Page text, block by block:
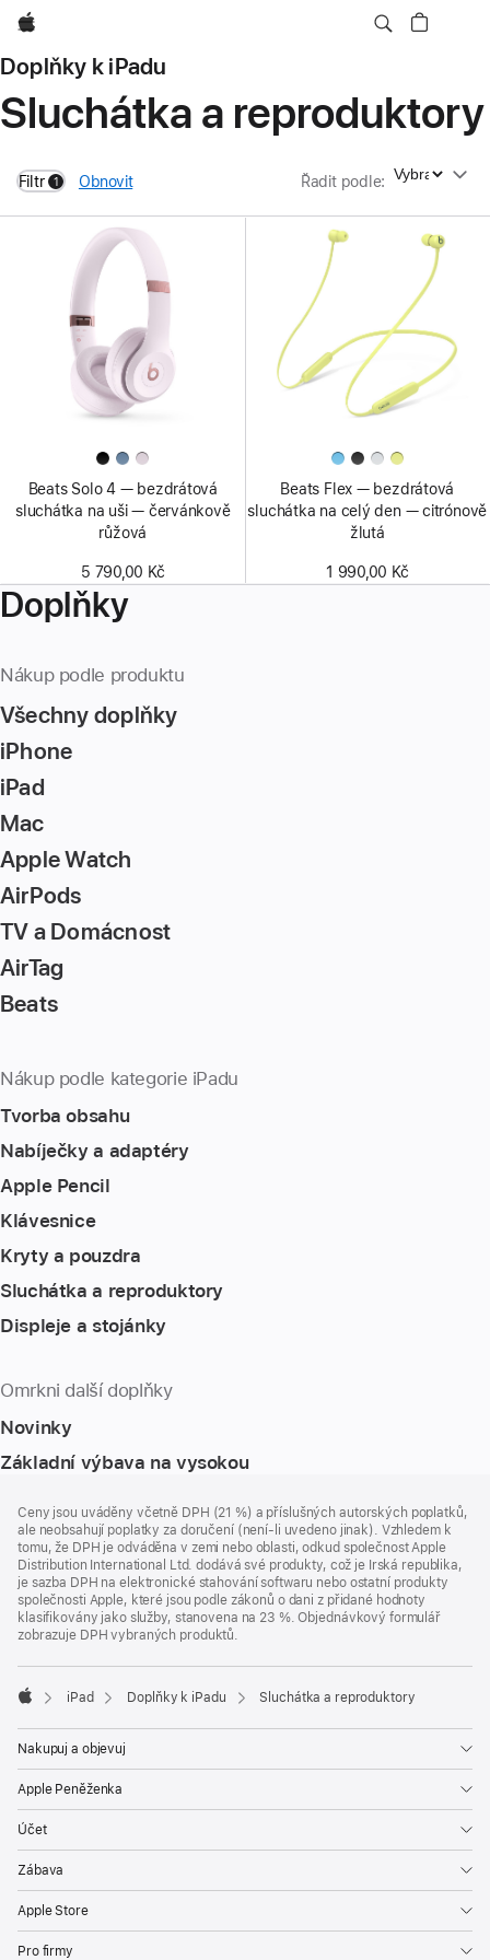
Apple
Doplňky k iPadu
Sluchátka a reproduktory
Filtr 1
filters active
Obnovit Řadit podle: Řadit podle
Beats Solo 4 — bezdrátová
sluchátka na uši — červánkově
růžová
5 790,00 Kč
Beats Flex — bezdrátová
sluchátka na celý den — citrónově
žlutá
1 990,00 Kč
Doplňky
Nákup podle produktu
Všechny doplňky
iPhone
iPad
Mac
Apple Watch
AirPods
TV a Domácnost
AirTag
Beats
Nákup podle kategorie iPadu
Tvorba obsahu
Nabíječky a adaptéry
Apple Pencil
Klávesnice
Kryty a pouzdra
Sluchátka a reproduktory
Displeje a stojánky
Omrkni další doplňky
Novinky
Základní výbava na vysokou
Ceny jsou uváděny včetně DPH (21 %) a příslušných autorských poplatků,
ale neobsahují poplatky za doručení (není-li uvedeno jinak). Vzhledem k
tomu, že DPH je odváděna v zemi nebo oblasti, odkud společnost Apple
Distribution International Ltd. dodává své produkty, což je Irská republika,
je sazba DPH na elektronické stahování softwaru nebo ostatní produkty
společnosti Apple, které jsou podle zákonů o dani z přidané hodnoty
klasifikovány jako služby, stanovena na 23 %. Objednávkový formulář
zobrazuje DPH vybraných produktů.
iPad Doplňky k iPadu Sluchátka a reproduktory
Nakupuj a objevuj
Apple Peněženka
Účet
Zábava
Apple Store
Pro firmy